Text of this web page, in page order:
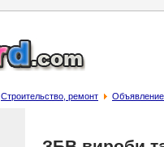
Строительство, ремонт Объявление